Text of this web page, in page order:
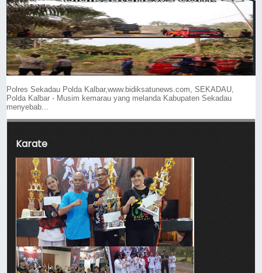
Polres Sekadau Polda Kalbar,www.bidiksatunews.com, SEKADAU,
Polda Kalbar - Musim kemarau yang melanda Kabupaten Sekadau
menyebab...
Karate